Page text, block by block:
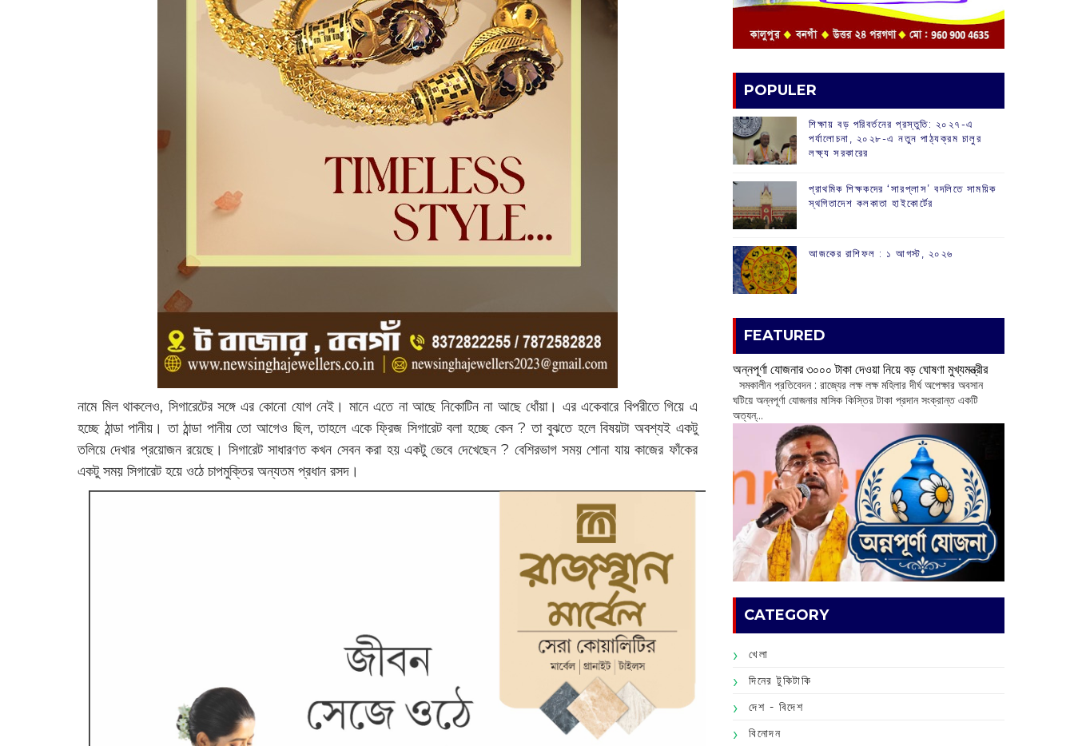
নামে মিল থাকলেও, সিগারেটের সঙ্গে এর কোনো যোগ নেই। মানে এতে না আছে নিকোটিন না আছে ধোঁয়া। এর একেবারে বিপরীতে গিয়ে এ
হচ্ছে ঠান্ডা পানীয়। তা ঠান্ডা পানীয় তো আগেও ছিল, তাহলে একে ফ্রিজ সিগারেট বলা হচ্ছে কেন ? তা বুঝতে হলে বিষয়টা অবশ্যই একটু
তলিয়ে দেখার প্রয়োজন রয়েছে। সিগারেট সাধারণত কখন সেবন করা হয় একটু ভেবে দেখেছেন ? বেশিরভাগ সময় শোনা যায় কাজের ফাঁকের
একটু সময় সিগারেট হয়ে ওঠে চাপমুক্তির অন্যতম প্রধান রসদ।
POPULER
শিক্ষায় বড় পরিবর্তনের প্রস্তুতি: ২০২৭-এ
পর্যালোচনা, ২০২৮-এ নতুন পাঠ্যক্রম চালুর
লক্ষ্য সরকারের
প্রাথমিক শিক্ষকদের ‘সারপ্লাস’ বদলিতে সাময়িক
স্থগিতাদেশ কলকাতা হাইকোর্টের
আজকের রাশিফল :‌ ‌‌১ আগস্ট, ২০২৬
FEATURED
অন্নপূর্ণা যোজনার ৩০০০ টাকা দেওয়া নিয়ে বড় ঘোষণা মুখ্যমন্ত্রীর
সমকালীন প্রতিবেদন : রাজ্যের লক্ষ লক্ষ মহিলার দীর্ঘ অপেক্ষার অবসান
ঘটিয়ে অন্নপূর্ণা যোজনার মাসিক কিস্তির টাকা প্রদান সংক্রান্ত একটি
অত্যন্...
CATEGORY
খেলা
দিনের টুকিটাকি
দেশ - বিদেশ
বিনোদন